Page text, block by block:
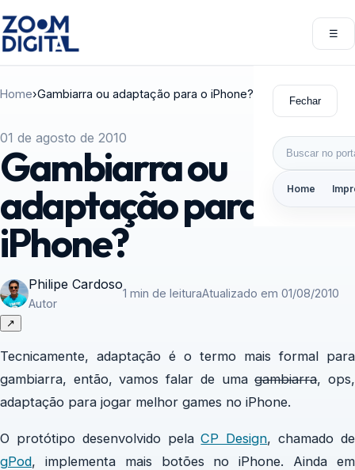
☰
Fechar
Buscar por:
Home
Home›Gambiarra ou adaptação para o iPhone?
01 de agosto de 2010
Gambiarra ou
adaptação para o
iPhone?
Philipe Cardoso
Autor
1 min de leituraAtualizado em 01/08/2010
↗
Tecnicamente, adaptação é o termo mais formal para
gambiarra, então, vamos falar de umagambiarra, ops,
adaptação para jogar melhor games no iPhone.
O protótipo desenvolvido pelaCP Design, chamado de
gPod, implementa mais botões no iPhone. Ainda em